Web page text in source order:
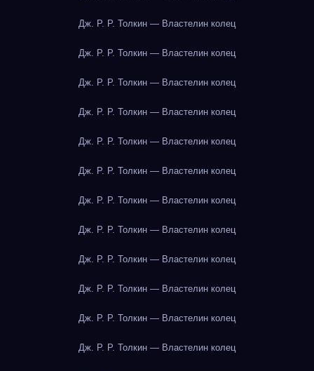
Дж. Р. Р. Толкин — Властелин колец
Дж. Р. Р. Толкин — Властелин колец
Дж. Р. Р. Толкин — Властелин колец
Дж. Р. Р. Толкин — Властелин колец
Дж. Р. Р. Толкин — Властелин колец
Дж. Р. Р. Толкин — Властелин колец
Дж. Р. Р. Толкин — Властелин колец
Дж. Р. Р. Толкин — Властелин колец
Дж. Р. Р. Толкин — Властелин колец
Дж. Р. Р. Толкин — Властелин колец
Дж. Р. Р. Толкин — Властелин колец
Дж. Р. Р. Толкин — Властелин колец